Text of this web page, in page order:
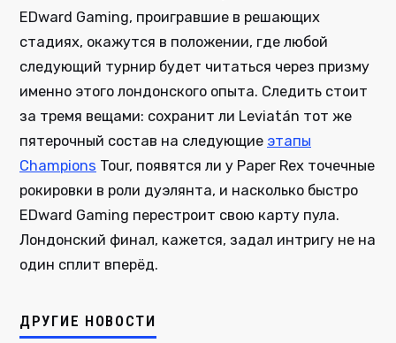
EDward Gaming, проигравшие в решающих
стадиях, окажутся в положении, где любой
следующий турнир будет читаться через призму
именно этого лондонского опыта. Следить стоит
за тремя вещами: сохранит ли Leviatán тот же
пятерочный состав на следующие этапы
Champions Tour, появятся ли у Paper Rex точечные
рокировки в роли дуэлянта, и насколько быстро
EDward Gaming перестроит свою карту пула.
Лондонский финал, кажется, задал интригу не на
один сплит вперёд.
ДРУГИЕ НОВОСТИ